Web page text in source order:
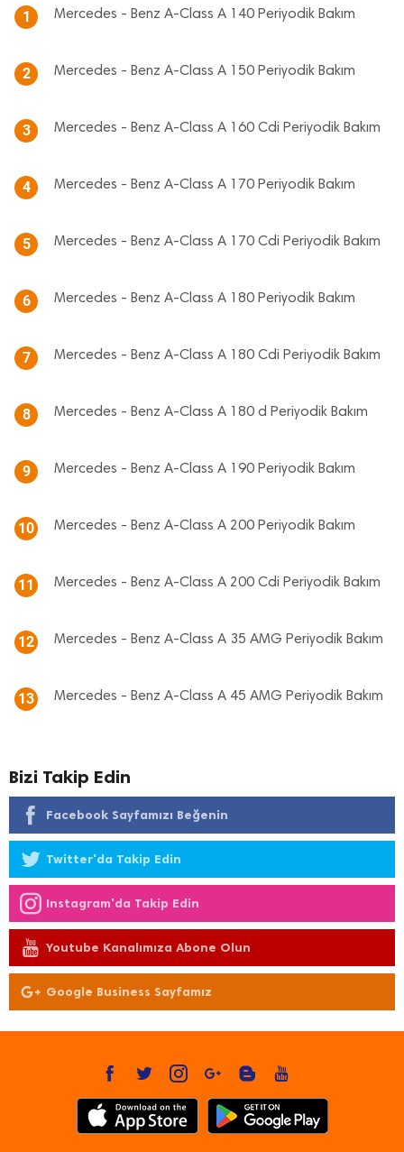
1 Mercedes - Benz A-Class A 140 Periyodik Bakım
2 Mercedes - Benz A-Class A 150 Periyodik Bakım
3 Mercedes - Benz A-Class A 160 Cdi Periyodik Bakım
4 Mercedes - Benz A-Class A 170 Periyodik Bakım
5 Mercedes - Benz A-Class A 170 Cdi Periyodik Bakım
6 Mercedes - Benz A-Class A 180 Periyodik Bakım
7 Mercedes - Benz A-Class A 180 Cdi Periyodik Bakım
8 Mercedes - Benz A-Class A 180 d Periyodik Bakım
9 Mercedes - Benz A-Class A 190 Periyodik Bakım
10 Mercedes - Benz A-Class A 200 Periyodik Bakım
11 Mercedes - Benz A-Class A 200 Cdi Periyodik Bakım
12 Mercedes - Benz A-Class A 35 AMG Periyodik Bakım
13 Mercedes - Benz A-Class A 45 AMG Periyodik Bakım
Bizi Takip Edin
Facebook Sayfamızı Beğenin
Twitter'da Takip Edin
Instagram'da Takip Edin
Youtube Kanalımıza Abone Olun
Google Business Sayfamız